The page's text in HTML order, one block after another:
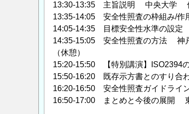
13:30-13:35 主旨説明 中央大学
13:35-14:05 安全性照査の枠組み/
14:05-14:35 目標安全性水準の設
14:35-15:05 安全性照査の方法
（休憩）
15:20-15:50 【特別講演】
15:50-16:20 既存示方書とのすり
16:20-16:50 安全性照査ガイドラ
16:50-17:00 まとめと今後の展開